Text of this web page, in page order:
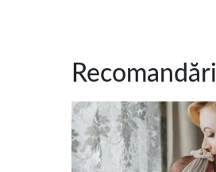
Recomandări